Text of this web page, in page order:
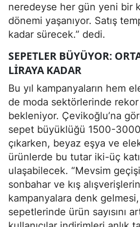
neredeyse her gün yeni bir
dönemi yaşanıyor. Satış
kadar sürecek.” dedi.
SEPETLER BÜYÜYOR:
LIRAYA KADAR
Bu yıl kampanyaların hem
de moda sektörlerinde rekor
bekleniyor. Çevikoğlu’na
sepet büyüklüğü 1500-3000
çıkarken, beyaz eşya ve
ürünlerde bu tutar iki-üç
ulaşabilecek. “Mevsim
sonbahar ve kış
kampanyalara denk
sepetlerinde ürün sayısını